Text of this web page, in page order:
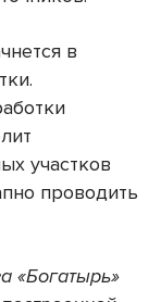
в
участков
проводить
«Богатырь»